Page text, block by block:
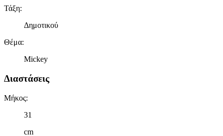
Τάξη:
Δημοτικού
Θέμα:
Mickey
Διαστάσεις
Μήκος:
31
cm